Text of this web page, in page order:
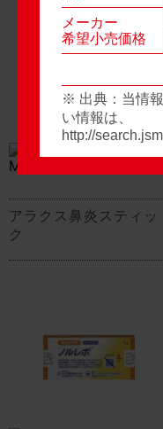
アラクス鼻炎スティッ
ク
メーカー
希望小売価格
※ 出典：当情
い情報は、
http://